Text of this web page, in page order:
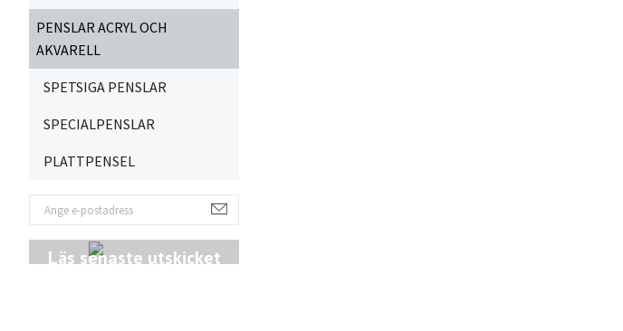
PENSLAR ACRYL OCH
AKVARELL
SPETSIGA PENSLAR
SPECIALPENSLAR
PLATTPENSEL
Läs senaste utskicket